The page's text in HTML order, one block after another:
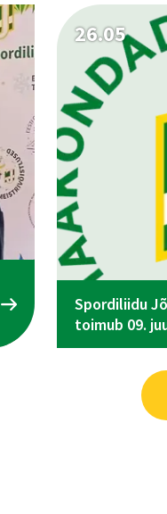
26.05
Spordiliidu
toimub 09.